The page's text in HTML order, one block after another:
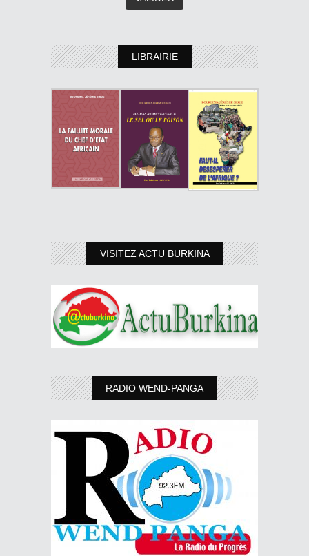
LIBRAIRIE
VISITEZ ACTU BURKINA
RADIO WEND-PANGA